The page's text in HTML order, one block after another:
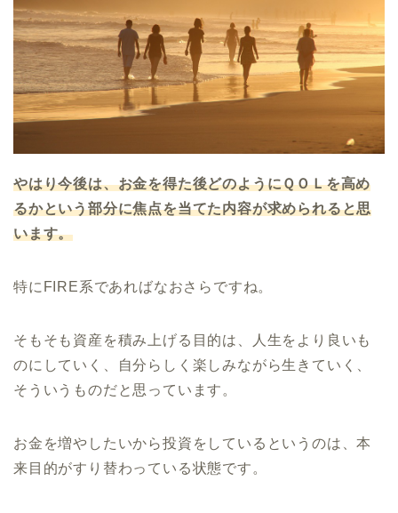
やはり今後は、お金を得た後どのようにＱＯＬを高め
るかという部分に焦点を当てた内容が求められると思
います。
特にFIRE系であればなおさらですね。
そもそも資産を積み上げる目的は、人生をより良いも
のにしていく、自分らしく楽しみながら生きていく、
そういうものだと思っています。
お金を増やしたいから投資をしているというのは、本
来目的がすり替わっている状態です。